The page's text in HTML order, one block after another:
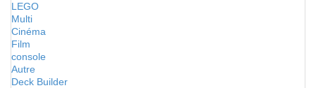
LEGO
Multi
Cinéma
Film
console
Autre
Deck Builder